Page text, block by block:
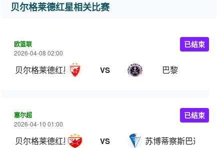
贝尔格莱德红星相关比赛
欧篮联
2026-04-08 02:00
贝尔格莱德红星 VS 巴黎
已结束
塞尔超
2026-04-10 01:00
贝尔格莱德红星 VS 苏博蒂察斯巴达克
已结束